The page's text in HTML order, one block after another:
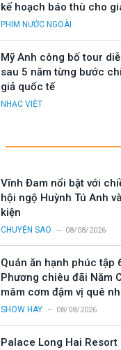
kế hoạch báo thù cho
PHIM NƯỚC NGOÀI
Mỹ Anh công bố tour
sau 5 năm từng bước
giả quốc tế
NHẠC VIỆT
Vĩnh Đam nổi bật với
hội ngộ Huỳnh Tú Anh
kiện
CHUYỆN SAO 08/08/2026
Quán ăn hạnh phúc tập
Phương chiêu đãi Năm
mâm cơm đậm vị quê
SHOW HAY 08/08/2026
Palace Long Hai Resort